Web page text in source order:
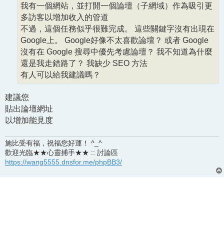
我有一個網站，並打開一個論壇（子網域）作為吸引更
多訪客以增加收入的管道
不過，這個任務似乎很難完成。 這些關鍵字沒有出現在
Google上。 Google好像不太喜歡論壇？ 或者 Google
沒有在 Google 搜尋中優先考慮論壇？ 我不知道為什麼
還是我走錯路了？ 我缺少 SEO 方法
有人可以給我建議嗎？
建議您
貼出論壇網址
以增加能見度
施比受有福，祝福您好運！ ^_^
歡迎光臨★★心靈捕手★★ :: 討論區
https://wang5555.dnsfor.me/phpBB3/